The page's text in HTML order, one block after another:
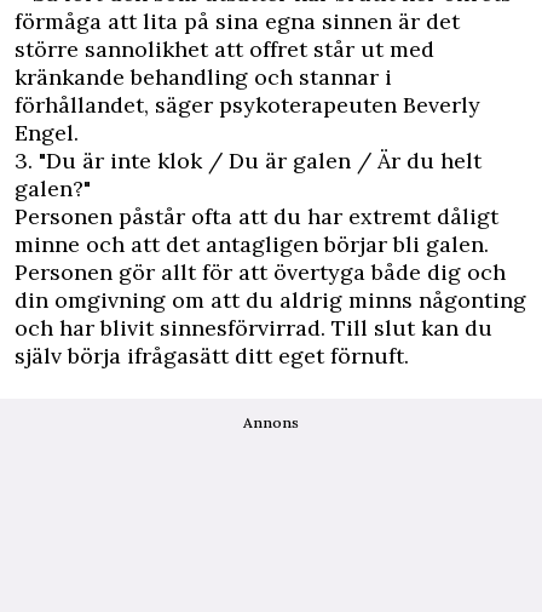
förmåga att lita på sina egna sinnen är det
större sannolikhet att offret står ut med
kränkande behandling och stannar i
förhållandet, säger psykoterapeuten Beverly
Engel.
3. "Du är inte klok / Du är galen / Är du helt
galen?"
Personen påstår ofta att du har extremt dåligt
minne och att det antagligen börjar bli galen.
Personen gör allt för att övertyga både dig och
din omgivning om att du aldrig minns någonting
och har blivit sinnesförvirrad. Till slut kan du
själv börja ifrågasätt ditt eget förnuft.
Annons